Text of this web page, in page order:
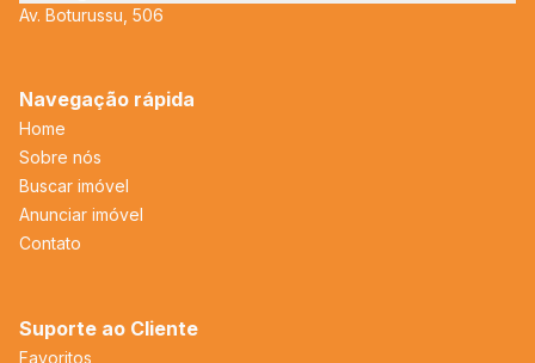
Av. Boturussu, 506
Navegação rápida
Home
Sobre nós
Buscar imóvel
Anunciar imóvel
Contato
Suporte ao Cliente
Favoritos